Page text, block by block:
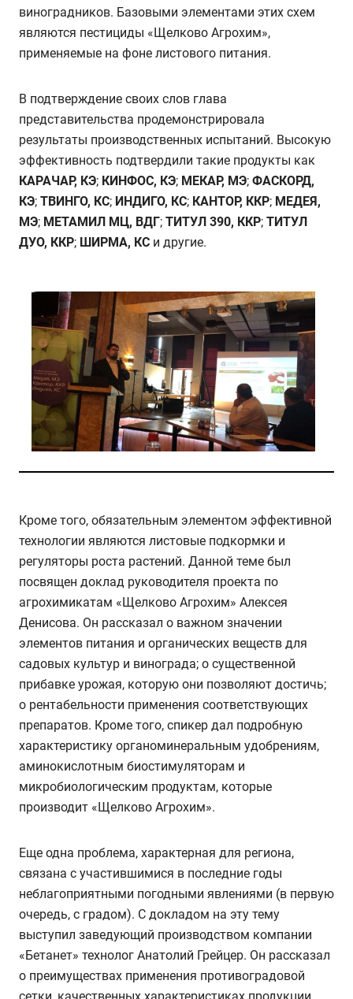
виноградников. Базовыми элементами этих схем
являются пестициды «Щелково Агрохим»,
применяемые на фоне листового питания.
В подтверждение своих слов глава
представительства продемонстрировала
результаты производственных испытаний. Высокую
эффективность подтвердили такие продукты как
КАРАЧАР, КЭ; КИНФОС, КЭ; МЕКАР, МЭ; ФАСКОРД,
КЭ; ТВИНГО, КС; ИНДИГО, КС; КАНТОР, ККР; МЕДЕЯ,
МЭ; МЕТАМИЛ МЦ, ВДГ; ТИТУЛ 390, ККР; ТИТУЛ
ДУО, ККР; ШИРМА, КС и другие.
Кроме того, обязательным элементом эффективной
технологии являются листовые подкормки и
регуляторы роста растений. Данной теме был
посвящен доклад руководителя проекта по
агрохимикатам «Щелково Агрохим» Алексея
Денисова. Он рассказал о важном значении
элементов питания и органических веществ для
садовых культур и винограда; о существенной
прибавке урожая, которую они позволяют достичь;
о рентабельности применения соответствующих
препаратов. Кроме того, спикер дал подробную
характеристику органоминеральным удобрениям,
аминокислотным биостимуляторам и
микробиологическим продуктам, которые
производит «Щелково Агрохим».
Еще одна проблема, характерная для региона,
связана с участившимися в последние годы
неблагоприятными погодными явлениями (в первую
очередь, с градом). С докладом на эту тему
выступил заведующий производством компании
«Бетанет» технолог Анатолий Грейцер. Он рассказал
о преимуществах применения противоградовой